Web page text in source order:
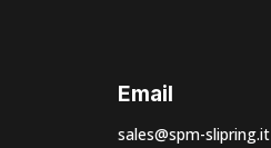
Email
sales@spm-slipring.it